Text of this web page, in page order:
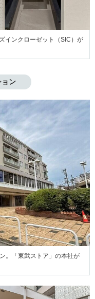
インクローゼット（SIC）が
ョン
。「東武ストア」の本社が